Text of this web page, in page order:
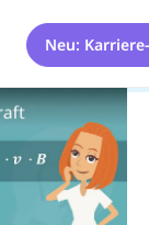
Neu: